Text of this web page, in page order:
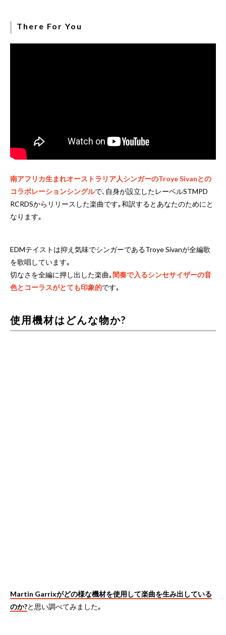
There For You
南アフリカ生まれオーストラリア人シンガーのTroye Sivanとの
コラボレーションシングルで､自身が設立したレーベルSTMPD
RCRDSからリリースした楽曲です｡和訳するとあなたのためにと
なります｡
EDMテイストは抑え気味でシンガーであるTroye Sivanが全編歌
を歌唱しています｡
切なさを全編に押し出した楽曲｡間奏で入るシンセサイザーの音
色とコーラスがとても印象的です｡
使用機材はどんな物か?
Martin Garrixがどの様な機材を使用して楽曲を生み出している
のか?と思い調べてみました｡